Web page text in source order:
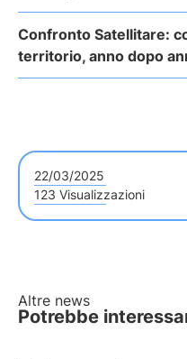
Confronto Satellitare:
territorio, anno dopo
22/03/2025
123 Visualizzazioni
Altre news
Potrebbe